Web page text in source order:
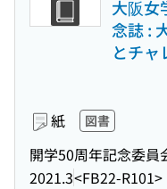
大阪女
念誌 :
とチャ
紙 図書
開学50周年記念委員
2021.3<FB22-R101>